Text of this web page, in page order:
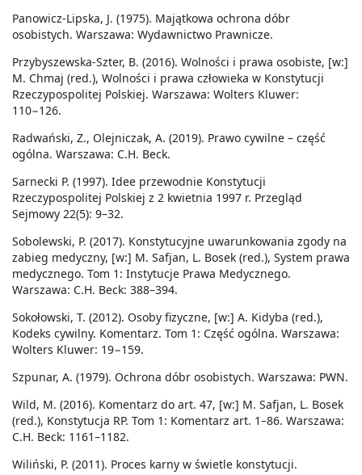
Panowicz-Lipska, J. (1975). Majątkowa ochrona dóbr
osobistych. Warszawa: Wydawnictwo Prawnicze.
Przybyszewska-Szter, B. (2016). Wolności i prawa osobiste, [w:]
M. Chmaj (red.), Wolności i prawa człowieka w Konstytucji
Rzeczypospolitej Polskiej. Warszawa: Wolters Kluwer:
110−126.
Radwański, Z., Olejniczak, A. (2019). Prawo cywilne – część
ogólna. Warszawa: C.H. Beck.
Sarnecki P. (1997). Idee przewodnie Konstytucji
Rzeczypospolitej Polskiej z 2 kwietnia 1997 r. Przegląd
Sejmowy 22(5): 9–32.
Sobolewski, P. (2017). Konstytucyjne uwarunkowania zgody na
zabieg medyczny, [w:] M. Safjan, L. Bosek (red.), System prawa
medycznego. Tom 1: Instytucje Prawa Medycznego.
Warszawa: C.H. Beck: 388–394.
Sokołowski, T. (2012). Osoby fizyczne, [w:] A. Kidyba (red.),
Kodeks cywilny. Komentarz. Tom 1: Część ogólna. Warszawa:
Wolters Kluwer: 19−159.
Szpunar, A. (1979). Ochrona dóbr osobistych. Warszawa: PWN.
Wild, M. (2016). Komentarz do art. 47, [w:] M. Safjan, L. Bosek
(red.), Konstytucja RP. Tom 1: Komentarz art. 1–86. Warszawa:
C.H. Beck: 1161–1182.
Wiliński, P. (2011). Proces karny w świetle konstytucji.